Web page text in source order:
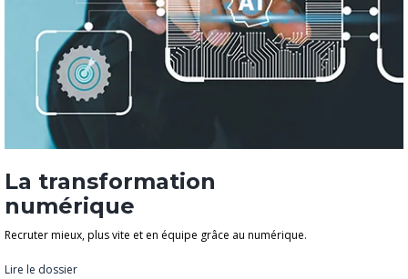
La transformation
numérique
Recruter mieux, plus vite et en équipe grâce au numérique.
Lire le dossier